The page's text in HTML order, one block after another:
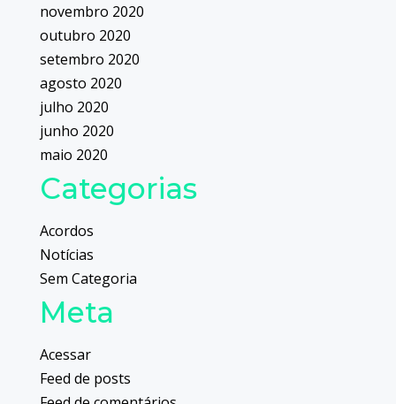
novembro 2020
outubro 2020
setembro 2020
agosto 2020
julho 2020
junho 2020
maio 2020
Categorias
Acordos
Notícias
Sem Categoria
Meta
Acessar
Feed de posts